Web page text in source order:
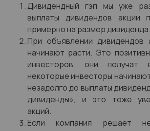
Дивидендный гэп мы уже
выплаты дивидендов акции
примерно на размер дивиденда.
При объявлении дивидендов
начинают расти. Это
инвесторов, они получат
некоторые инвесторы
незадолго до выплаты
дивиденды», и это тоже
акций.
Если компания решает не